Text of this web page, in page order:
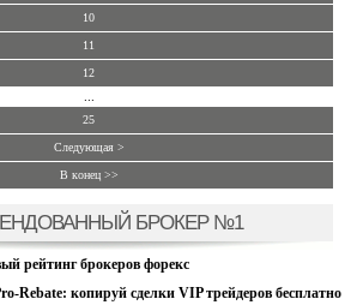
10
11
12
25
Следующая >
В конец >>
БРОКЕР №1
рейтинг брокеров форекс
Rebate: копируй сделки VIP трейдеров бесплатно